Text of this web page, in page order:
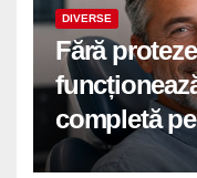
DIVERSE
Fără
completă